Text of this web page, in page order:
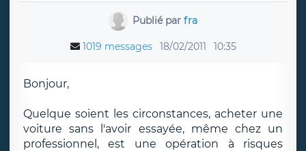
Publié parfra
1019 messages 18/02/2011 10:35
Bonjour,
Quelque soient les circonstances, acheter une
voiture sans l'avoir essayée, même chez un
professionnel, est une opération à risques